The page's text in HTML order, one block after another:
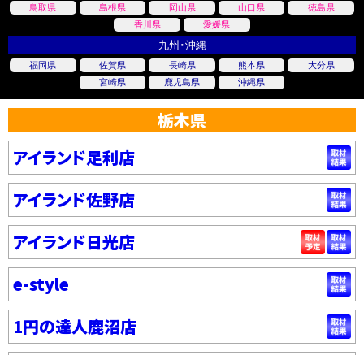
鳥取県 島根県 岡山県 山口県
徳島県
香川県
愛媛県
九州・沖縄
福岡県 佐賀県 長崎県 熊本県
大分県
宮崎県
鹿児島県 沖縄県
栃木県
アイランド足利店
アイランド佐野店
アイランド日光店
e-style
1円の達人鹿沼店